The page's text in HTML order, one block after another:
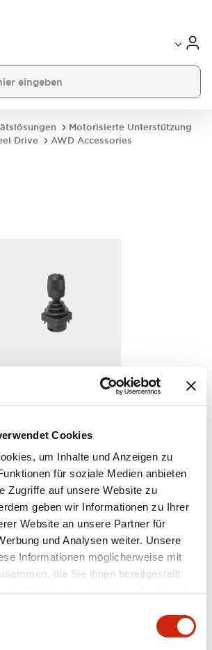
Cookies
um Inhalte und Anzeigen zu
für soziale Medien anbieten
Zugriffe auf unsere Website zu
geben wir Informationen zu Ihrer
Website an unsere Partner für
und Analysen weiter. Unsere
Informationen möglicherweise mit
die Sie ihnen bereitgestellt
Motorisierte Unterstützung
Drive
AWD Accessories
EW9Z-1JY3140-
für zuverlässige Leistung in